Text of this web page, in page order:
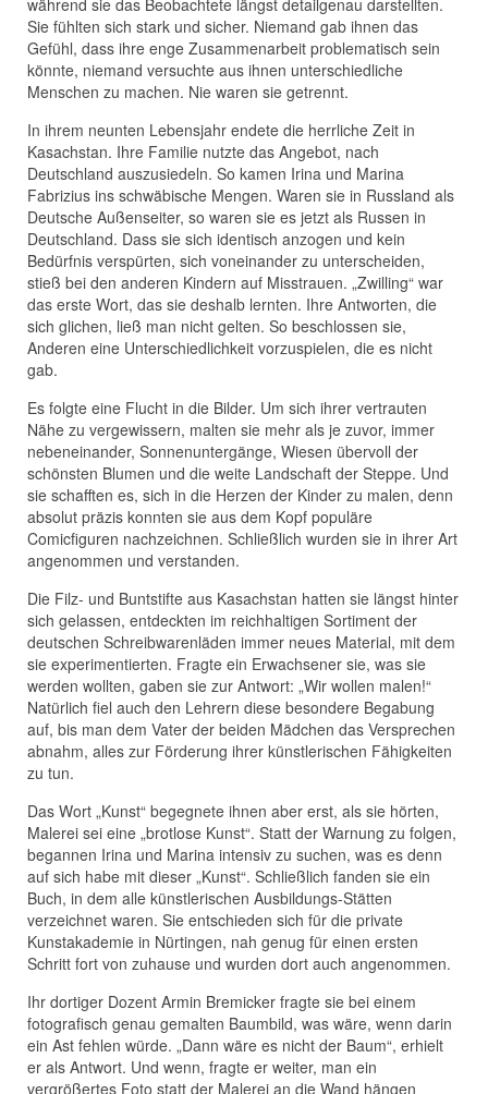
während sie das Beobachtete längst detailgenau darstellten.
Sie fühlten sich stark und sicher. Niemand gab ihnen das
Gefühl, dass ihre enge Zusammenarbeit problematisch sein
könnte, niemand versuchte aus ihnen unterschiedliche
Menschen zu machen. Nie waren sie getrennt.
In ihrem neunten Lebensjahr endete die herrliche Zeit in
Kasachstan. Ihre Familie nutzte das Angebot, nach
Deutschland auszusiedeln. So kamen Irina und Marina
Fabrizius ins schwäbische Mengen. Waren sie in Russland als
Deutsche Außenseiter, so waren sie es jetzt als Russen in
Deutschland. Dass sie sich identisch anzogen und kein
Bedürfnis verspürten, sich voneinander zu unterscheiden,
stieß bei den anderen Kindern auf Misstrauen. „Zwilling“ war
das erste Wort, das sie deshalb lernten. Ihre Antworten, die
sich glichen, ließ man nicht gelten. So beschlossen sie,
Anderen eine Unterschiedlichkeit vorzuspielen, die es nicht
gab.
Es folgte eine Flucht in die Bilder. Um sich ihrer vertrauten
Nähe zu vergewissern, malten sie mehr als je zuvor, immer
nebeneinander, Sonnenuntergänge, Wiesen übervoll der
schönsten Blumen und die weite Landschaft der Steppe. Und
sie schafften es, sich in die Herzen der Kinder zu malen, denn
absolut präzis konnten sie aus dem Kopf populäre
Comicfiguren nachzeichnen. Schließlich wurden sie in ihrer Art
angenommen und verstanden.
Die Filz- und Buntstifte aus Kasachstan hatten sie längst hinter
sich gelassen, entdeckten im reichhaltigen Sortiment der
deutschen Schreibwarenläden immer neues Material, mit dem
sie experimentierten. Fragte ein Erwachsener sie, was sie
werden wollten, gaben sie zur Antwort: „Wir wollen malen!“
Natürlich fiel auch den Lehrern diese besondere Begabung
auf, bis man dem Vater der beiden Mädchen das Versprechen
abnahm, alles zur Förderung ihrer künstlerischen Fähigkeiten
zu tun.
Das Wort „Kunst“ begegnete ihnen aber erst, als sie hörten,
Malerei sei eine „brotlose Kunst“. Statt der Warnung zu folgen,
begannen Irina und Marina intensiv zu suchen, was es denn
auf sich habe mit dieser „Kunst“. Schließlich fanden sie ein
Buch, in dem alle künstlerischen Ausbildungs-Stätten
verzeichnet waren. Sie entschieden sich für die private
Kunstakademie in Nürtingen, nah genug für einen ersten
Schritt fort von zuhause und wurden dort auch angenommen.
Ihr dortiger Dozent Armin Bremicker fragte sie bei einem
fotografisch genau gemalten Baumbild, was wäre, wenn darin
ein Ast fehlen würde. „Dann wäre es nicht der Baum“, erhielt
er als Antwort. Und wenn, fragte er weiter, man ein
vergrößertes Foto statt der Malerei an die Wand hängen